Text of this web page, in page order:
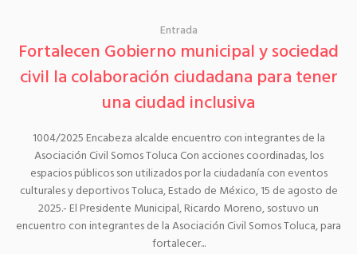
Entrada
Fortalecen Gobierno municipal y sociedad
civil la colaboración ciudadana para tener
una ciudad inclusiva
1004/2025 Encabeza alcalde encuentro con integrantes de la
Asociación Civil Somos Toluca Con acciones coordinadas, los
espacios públicos son utilizados por la ciudadanía con eventos
culturales y deportivos Toluca, Estado de México, 15 de agosto de
2025.- El Presidente Municipal, Ricardo Moreno, sostuvo un
encuentro con integrantes de la Asociación Civil Somos Toluca, para
fortalecer...